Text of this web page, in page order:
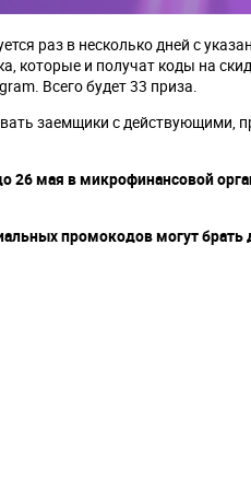
раз в несколько дней с
которые и получат коды на
Всего будет 33 приза.
заемщики с
26 мая в микрофинансовой
промокодов могут брать